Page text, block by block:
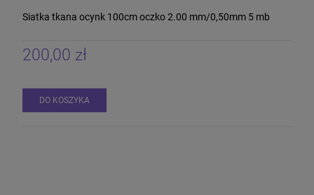
Siatka tkana ocynk 100cm oczko 2.00 mm/0,50mm 5 mb
200,00 zł
DO KOSZYKA